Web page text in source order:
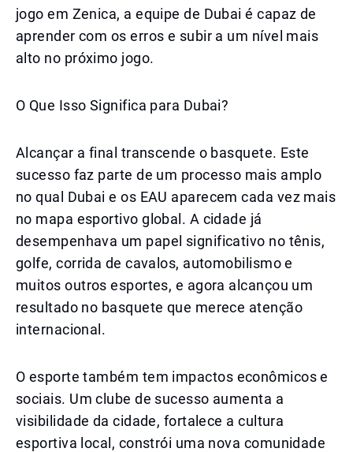
jogo em Zenica, a equipe de Dubai é capaz de
aprender com os erros e subir a um nível mais
alto no próximo jogo.
O Que Isso Significa para Dubai?
Alcançar a final transcende o basquete. Este
sucesso faz parte de um processo mais amplo
no qual Dubai e os EAU aparecem cada vez mais
no mapa esportivo global. A cidade já
desempenhava um papel significativo no tênis,
golfe, corrida de cavalos, automobilismo e
muitos outros esportes, e agora alcançou um
resultado no basquete que merece atenção
internacional.
O esporte também tem impactos econômicos e
sociais. Um clube de sucesso aumenta a
visibilidade da cidade, fortalece a cultura
esportiva local, constrói uma nova comunidade